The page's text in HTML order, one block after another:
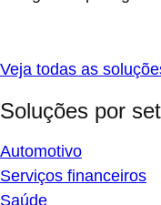
Veja todas as
Soluções por
Automotivo
Serviços financeiros
Saúde